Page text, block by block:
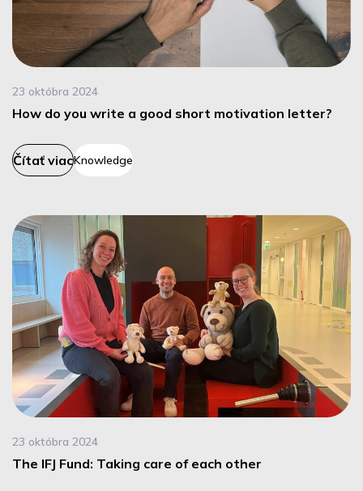
23 októbra 2024
How do you write a good short motivation letter?
Čítať viacKnowledge
23 októbra 2024
The IFJ Fund: Taking care of each other